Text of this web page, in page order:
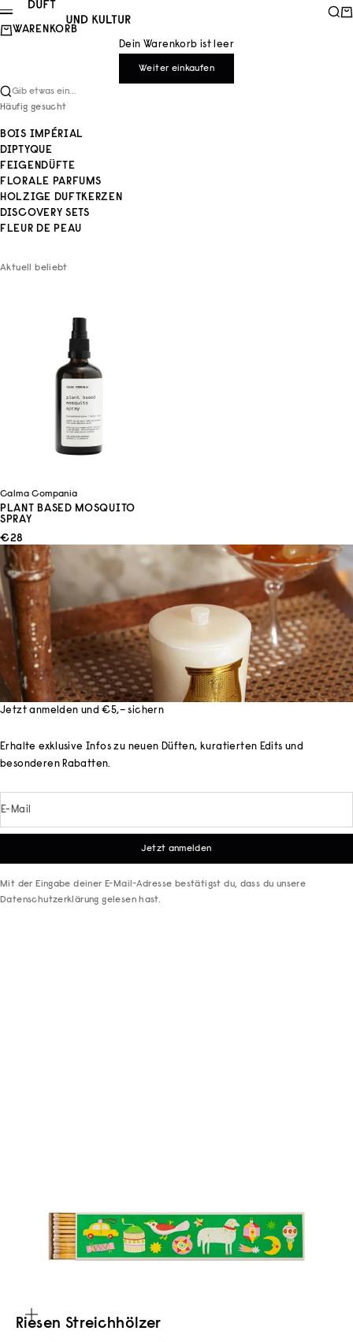
Zum Inhalt springen
Duft und Kultur
Menü
WARENKORB
Dein Warenkorb ist leer
Weiter einkaufen
Gib etwas ein...
Häufig gesucht
BOIS IMPÉRIAL
DIPTYQUE
FEIGENDÜFTE
FLORALE PARFUMS
HOLZIGE DUFTKERZEN
DISCOVERY SETS
FLEUR DE PEAU
Aktuell beliebt
Calma Compania
PLANT BASED MOSQUITO
SPRAY
ANGEBOT
€28
Jetzt anmelden und €5,– sichern
Erhalte exklusive Infos zu neuen Düften, kuratierten Edits und
besonderen Rabatten.
E-Mail
Jetzt anmelden
Mit der Eingabe deiner E-Mail-Adresse bestätigst du, dass du unsere
Datenschutzerklärung gelesen hast.
Bild vergrößern
Riesen Streich­hölzer